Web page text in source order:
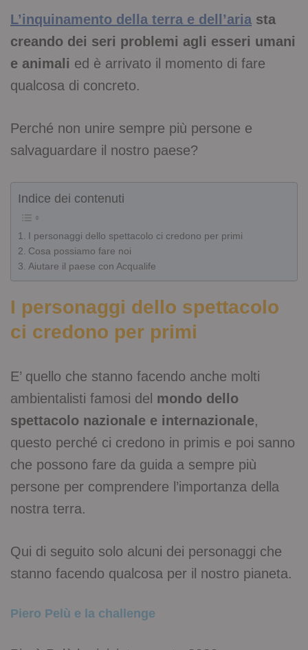
L’inquinamento della terra e dell’aria sta
creando dei seri problemi agli esseri umani
e animali ed è arrivato il momento di fare
qualcosa di concreto.
Perché non unire sempre più persone e
salvaguardare il nostro paese?
Indice dei contenuti
I personaggi dello spettacolo ci credono per primi
Cosa possiamo fare noi
Aiutare il paese con Acqualife
I personaggi dello spettacolo
ci credono per primi
E’ quello che stanno facendo anche molti
ambientalisti famosi del mondo dello
spettacolo nazionale e internazionale,
questo perché ci credono in primis e poi sanno
che possono fare da guida a sempre più
persone per comprendere l’importanza della
nostra terra.
Qui di seguito solo alcuni dei personaggi che
stanno facendo qualcosa per il nostro pianeta.
Piero Pelù e la challenge